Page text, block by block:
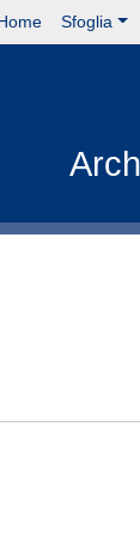
Sfoglia